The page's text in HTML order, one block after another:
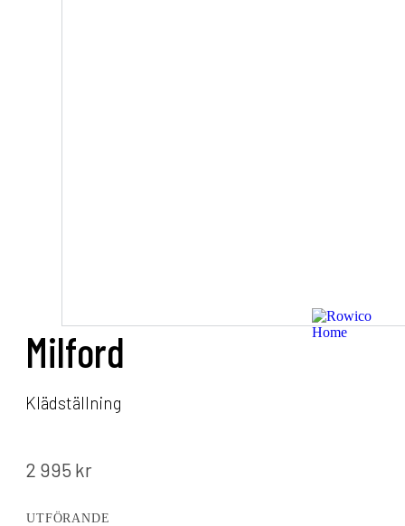
Milford
Klädställning
2 995 kr
UTFÖRANDE